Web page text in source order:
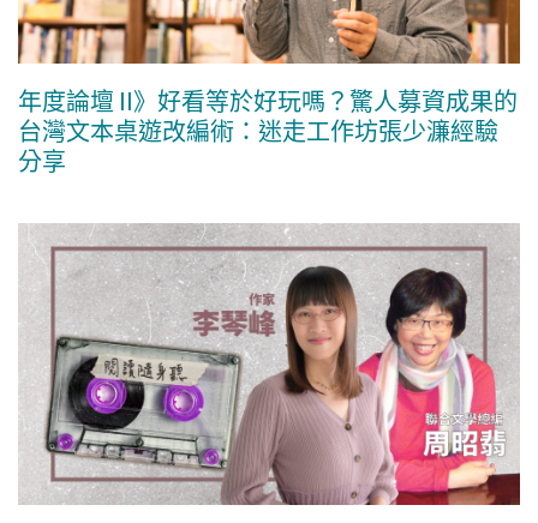
年度論壇 II》好看等於好玩嗎？驚人募資成果的
台灣文本桌遊改編術：迷走工作坊張少濂經驗
分享